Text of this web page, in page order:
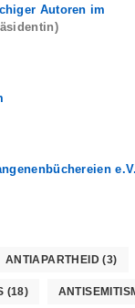
Autoren im
e.V.
ANTIAPARTHEID(3)
(18)